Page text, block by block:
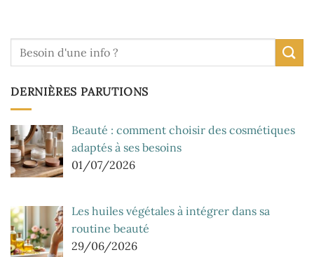
DERNIÈRES PARUTIONS
Beauté : comment choisir des cosmétiques
adaptés à ses besoins
01/07/2026
Les huiles végétales à intégrer dans sa
routine beauté
29/06/2026